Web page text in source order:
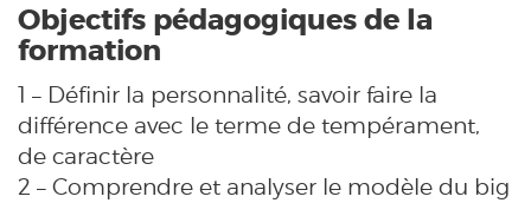
Objectifs pédagogiques de la
formation
1 – Définir la personnalité, savoir faire la
différence avec le terme de tempérament,
de caractère
2 – Comprendre et analyser le modèle du big